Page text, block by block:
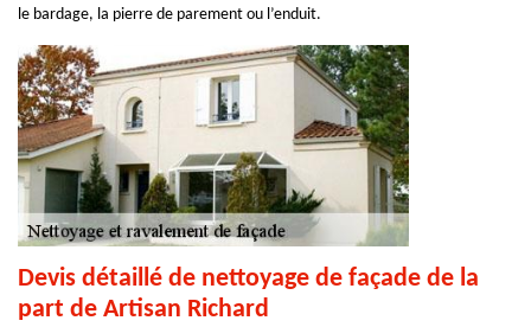
le bardage, la pierre de parement ou l’enduit.
Devis détaillé de nettoyage de façade de la
part de Artisan Richard